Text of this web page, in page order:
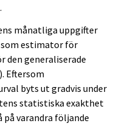
månatliga uppgifter
som estimator för
den generaliserade
Eftersom
byts ut gradvis under
statistiska exakthet
på varandra följande